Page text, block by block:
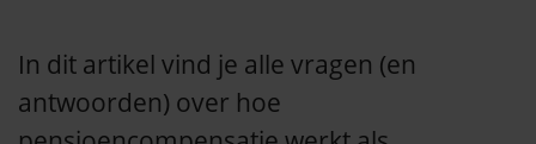
In dit artikel vind je alle vragen (en
antwoorden) over hoe